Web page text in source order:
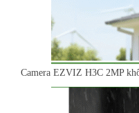
Camera EZVIZ H3C 2MP